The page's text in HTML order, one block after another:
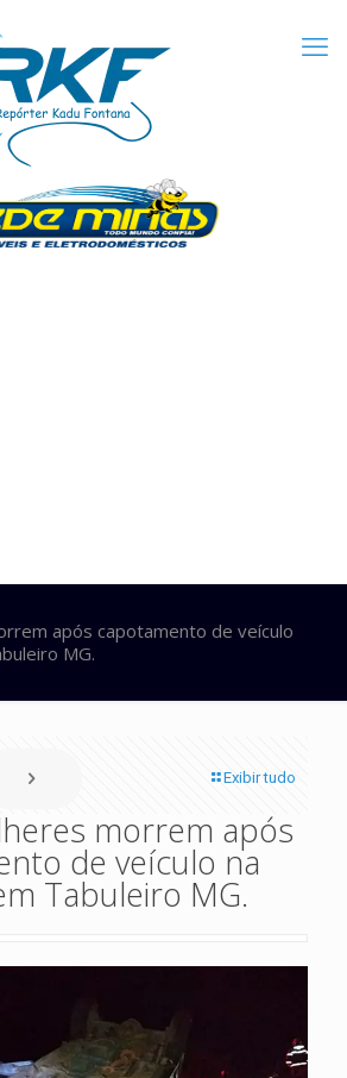
após capotamento de veículo
MG.
Exibir tudo
morrem após
de veículo na
Tabuleiro MG.